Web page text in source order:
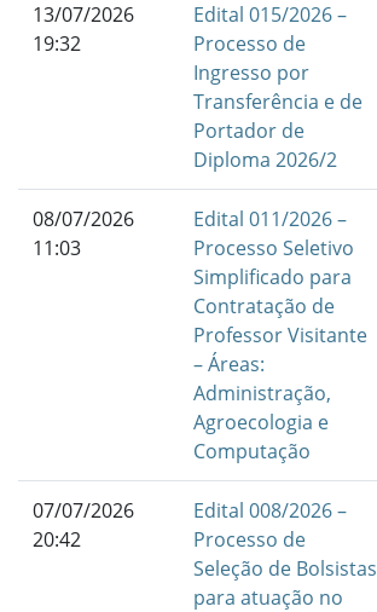
13/07/2026
19:32
Edital 015/2026 –
Processo de
Ingresso por
Transferência e de
Portador de
Diploma 2026/2
08/07/2026
11:03
Edital 011/2026 –
Processo Seletivo
Simplificado para
Contratação de
Professor Visitante
– Áreas:
Administração,
Agroecologia e
Computação
07/07/2026
20:42
Edital 008/2026 –
Processo de
Seleção de Bolsistas
para atuação no